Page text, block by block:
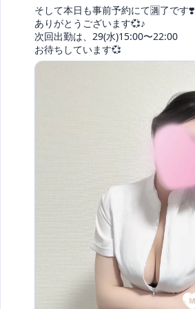
そして本日も事前予約にて🈵了です❣️
ありがとうございます💞♪
次回出勤は、29(水)15:00〜22:00
お待ちしています💞